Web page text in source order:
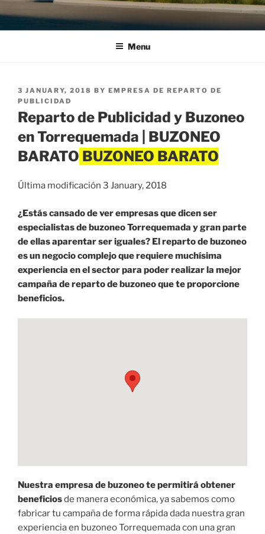
Menu
POSTED
ON
3 JANUARY, 2018 BY EMPRESA DE REPARTO DE
PUBLICIDAD
Reparto de Publicidad y Buzoneo
en Torrequemada | BUZONEO
BARATO
Última modificación 3 January, 2018
¿Estás cansado de ver empresas que dicen ser
especialistas de buzoneo Torrequemada y gran parte
de ellas aparentar ser iguales? El reparto de buzoneo
es un negocio complejo que requiere muchísima
experiencia en el sector para poder realizar la mejor
campaña de reparto de buzoneo que te proporcione
beneficios.
Nuestra empresa de buzoneo te permitirá obtener
beneficiosde manera económica, ya sabemos como
fabricar tu campaña de forma rápida dada nuestra gran
experiencia en buzoneo Torrequemada con una gran